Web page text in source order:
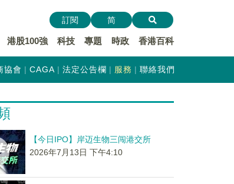
港股100強 科技 專題 時政 香港百科
訂閱 简
協會 CAGA 法定公告欄 服務 聯絡我們
【今日IPO】岸迈生物三闯港交所
2026年7月13日 下午4:10